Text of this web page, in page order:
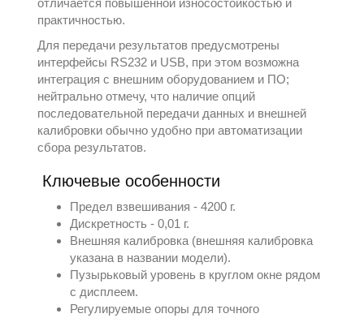
отличается повышенной износостойкостью и
практичностью.
Для передачи результатов предусмотрены
интерфейсы RS232 и USB, при этом возможна
интеграция с внешним оборудованием и ПО;
нейтрально отмечу, что наличие опций
последовательной передачи данных и внешней
калибровки обычно удобно при автоматизации
сбора результатов.
Ключевые особенности
Предел взвешивания - 4200 г.
Дискретность - 0,01 г.
Внешняя калибровка (внешняя калибровка
указана в названии модели).
Пузырьковый уровень в круглом окне рядом
с дисплеем.
Регулируемые опоры для точного